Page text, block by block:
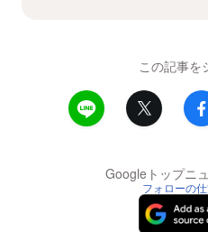
この記事を
Googleトップニ
フォローの